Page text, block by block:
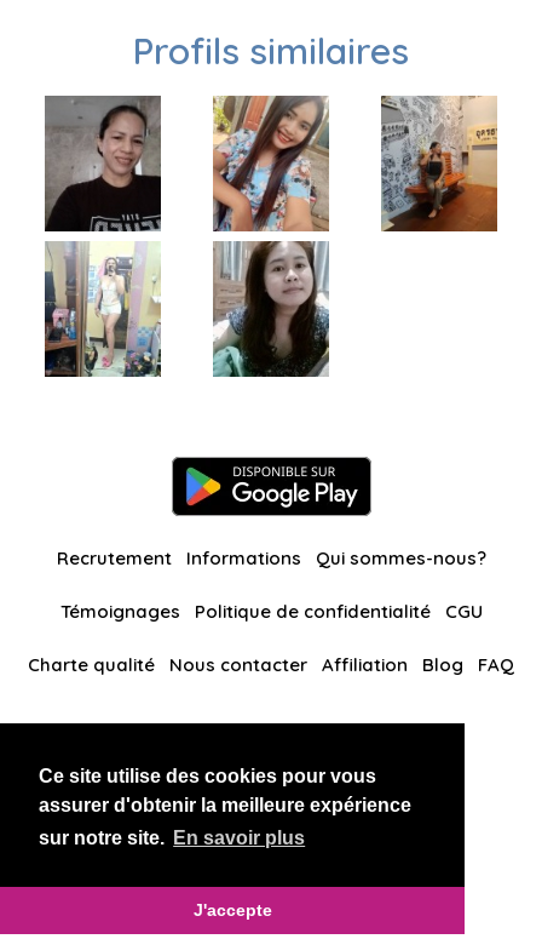
Ce site utilise des cookies pour vous
assurer d'obtenir la meilleure expérience
sur notre site. En savoir plus
J'accepte
Profils similaires
Recrutement Informations Qui sommes-nous?
Témoignages Politique de confidentialité CGU
Charte qualité Nous contacter Affiliation Blog FAQ
BlackAndBeauties RussianKisses